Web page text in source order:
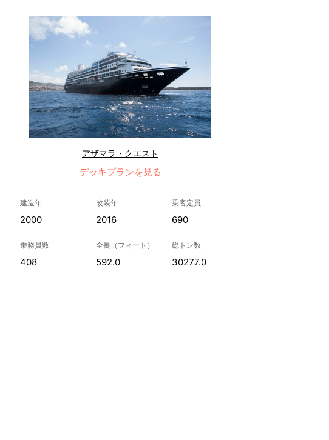
アザマラ・クエスト
デッキプランを見る
建造年
2000
改装年
2016
乗客定員
690
乗務員数
408
全長（フィート）
592.0
総トン数
30277.0